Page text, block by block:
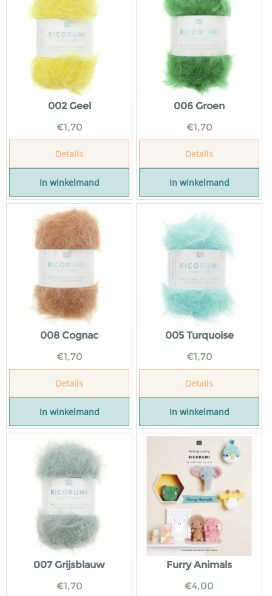
002 Geel
€1,70
Details
In winkelmand
006 Groen
€1,70
Details
In winkelmand
008 Cognac
€1,70
Details
In winkelmand
005 Turquoise
€1,70
Details
In winkelmand
007 Grijsblauw
€1,70
Furry Animals
€4,00